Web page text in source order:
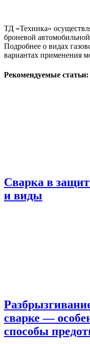
ТД «Техника»
броневой
Подробнее о видах
вариантах применения
Рекомендуемые статьи:
Сварка в
и виды
сварке —
способы